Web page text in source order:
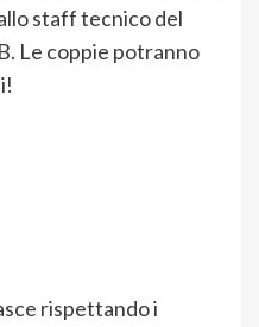
staff tecnico del
Le coppie potranno
rispettando i